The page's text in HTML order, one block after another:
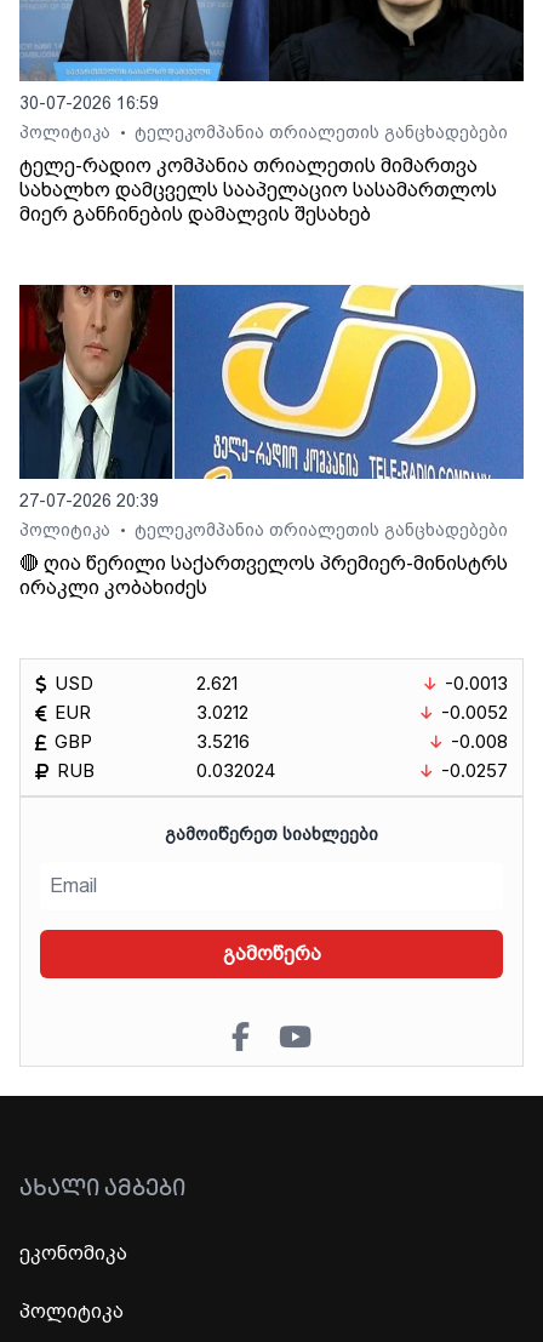
30-07-2026 16:59
პოლიტიკა
• ტელეკომპანია თრიალეთის განცხადებები
ტელე-რადიო კომპანია თრიალეთის მიმართვა
სახალხო დამცველს სააპელაციო სასამართლოს
მიერ განჩინების დამალვის შესახებ
27-07-2026 20:39
პოლიტიკა
• ტელეკომპანია თრიალეთის განცხადებები
🔴 ღია წერილი საქართველოს პრემიერ-მინისტრს
ირაკლი კობახიძეს
USD
EUR
GBP
RUB
2.621
3.0212
3.5216
0.032024
-0.0013
-0.0052
-0.008
-0.0257
ᲒᲐᲛᲝᲘᲬᲔᲠᲔᲗ ᲡᲘᲐᲮᲚᲔᲔᲑᲘ
გამოწერა
ᲐᲮᲐᲚᲘ ᲐᲛᲑᲔᲑᲘ
ეკონომიკა
პოლიტიკა